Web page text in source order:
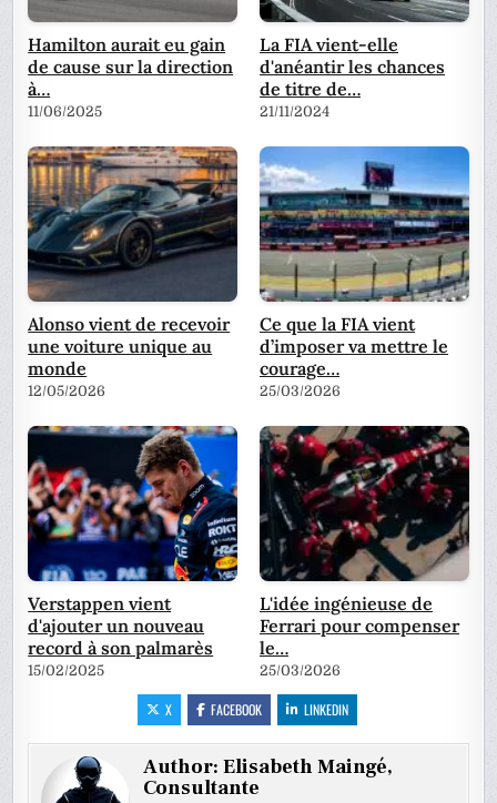
Hamilton aurait eu gain
de cause sur la direction
à…
11/06/2025
La FIA vient-elle
d'anéantir les chances
de titre de…
21/11/2024
Alonso vient de recevoir
une voiture unique au
monde
12/05/2026
Ce que la FIA vient
d’imposer va mettre le
courage…
25/03/2026
Verstappen vient
d'ajouter un nouveau
record à son palmarès
15/02/2025
L'idée ingénieuse de
Ferrari pour compenser
le…
25/03/2026
X FACEBOOK LINKEDIN
Author:Elisabeth Maingé,
Consultante